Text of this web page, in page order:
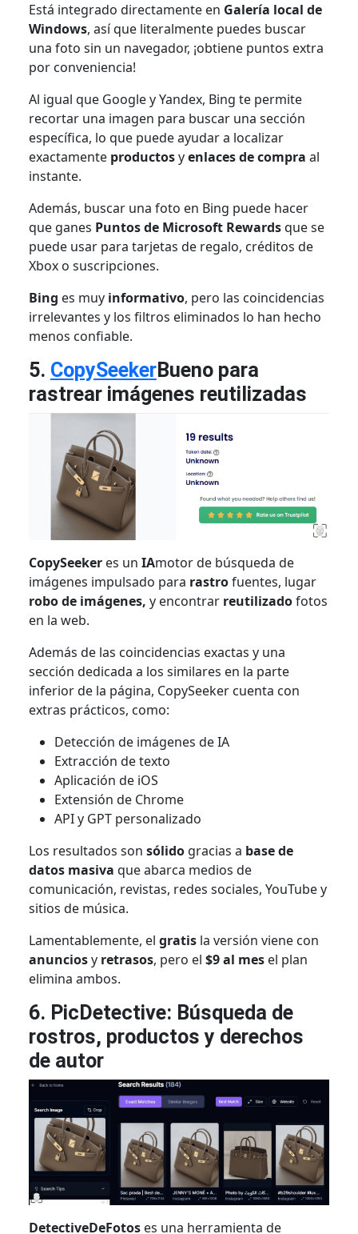
Está integrado directamente en Galería local de
Windows, así que literalmente puedes buscar
una foto sin un navegador, ¡obtiene puntos extra
por conveniencia!
Al igual que Google y Yandex, Bing te permite
recortar una imagen para buscar una sección
específica, lo que puede ayudar a localizar
exactamente productosyenlaces de compra al
instante.
Además, buscar una foto en Bing puede hacer
que ganes Puntos de Microsoft Rewardsque se
puede usar para tarjetas de regalo, créditos de
Xbox o suscripciones.
Bing es muy informativo, pero las coincidencias
irrelevantes y los filtros eliminados lo han hecho
menos confiable.
5. CopySeekerBueno para
rastrear imágenes reutilizadas
CopySeeker es un IAmotor de búsqueda de
imágenes impulsado para rastrofuentes, lugar
robo de imágenes, y encontrar reutilizadofotos
en la web.
Además de las coincidencias exactas y una
sección dedicada a los similares en la parte
inferior de la página, CopySeeker cuenta con
extras prácticos, como:
Detección de imágenes de IA
Extracción de texto
Aplicación de iOS
Extensión de Chrome
API y GPT personalizado
Los resultados son sólido gracias a base de
datos masiva que abarca medios de
comunicación, revistas, redes sociales, YouTube y
sitios de música.
Lamentablemente, el gratis la versión viene con
anunciosy retrasos, pero el $9 al mesel plan
elimina ambos.
6. PicDetective: Búsqueda de
rostros, productos y derechos
de autor
DetectiveDeFotos es una herramienta de